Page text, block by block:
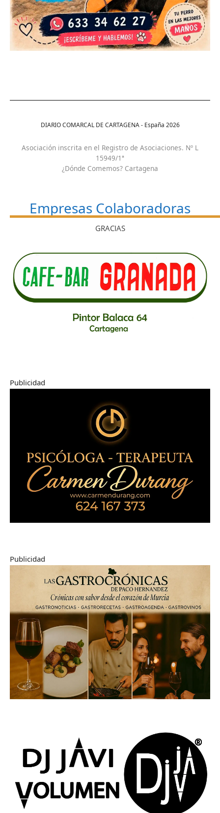
DIARIO COMARCAL DE CARTAGENA - España 2026
Asociación inscrita en el Registro de Asociaciones. Nº L
15949/1ª
¿Dónde Comemos? Cartagena
Empresas Colaboradoras
GRACIAS
Publicidad
Publicidad